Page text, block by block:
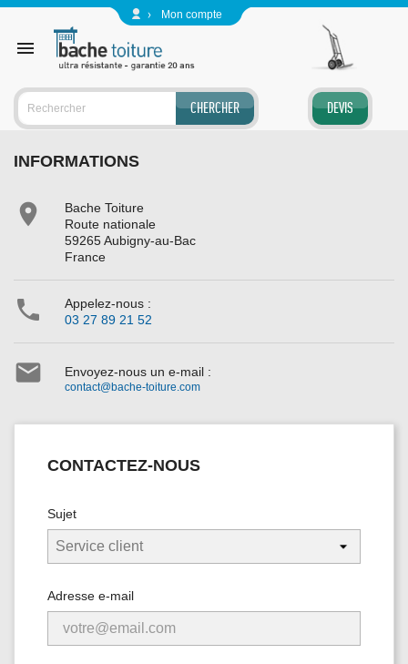
Mon compte

CHERCHER DEVIS
INFORMATIONS

Bache Toiture
Route nationale
59265 Aubigny-au-Bac
France

Appelez-nous :
03 27 89 21 52
 Envoyez-nous un e-mail :
contact@bache-toiture.com
CONTACTEZ-NOUS
Sujet
Adresse e-mail
Panneau de gestion des cookies